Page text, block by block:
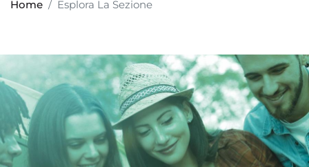
Home Esplora La Sezione